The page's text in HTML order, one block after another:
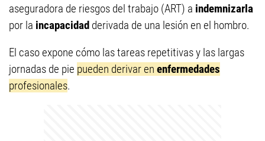
aseguradora de riesgos del trabajo (ART) a indemnizarla
por la incapacidad derivada de una lesión en el hombro.
El caso expone cómo las tareas repetitivas y las largas
jornadas de pie pueden derivar en enfermedades
profesionales.